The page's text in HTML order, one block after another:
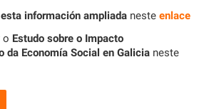
esta información ampliada neste enlace
o Estudo sobre o Impacto
da Economía Social en Galicia neste